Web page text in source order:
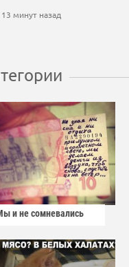
минут назад
и не сомневались